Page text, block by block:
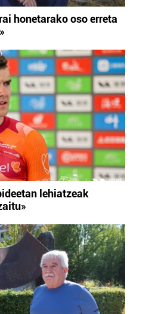
honetarako oso erreta
lehiatzeak